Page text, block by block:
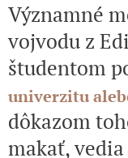
Významné
vojvodu z
študentom
univerzitu
dôkazom
makať,